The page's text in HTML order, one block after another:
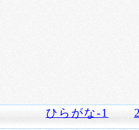
ひらがな-1